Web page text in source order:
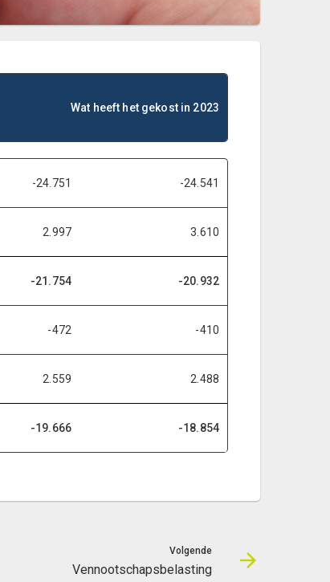
Wat heeft het gekost in 2023
-24.751 -24.541
2.997 3.610
-21.754 -20.932
-472 -410
2.559 2.488
-19.666 -18.854
Volgende
Vennootschapsbelasting